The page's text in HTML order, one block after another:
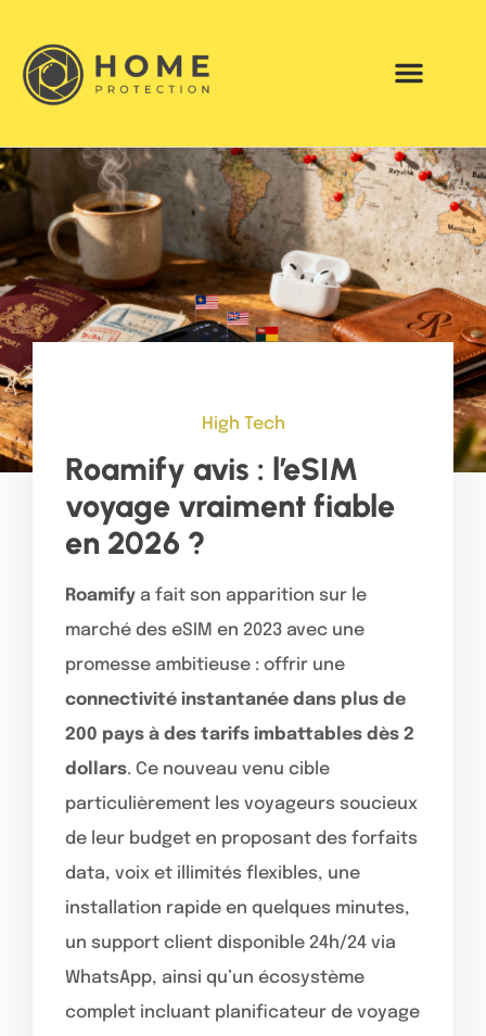
High Tech
Roamify avis : l’eSIM
voyage vraiment fiable
en 2026 ?
Roamify a fait son apparition sur le
marché des eSIM en 2023 avec une
promesse ambitieuse : offrir une
connectivité instantanée dans plus de
200 pays à des tarifs imbattables dès 2
dollars. Ce nouveau venu cible
particulièrement les voyageurs soucieux
de leur budget en proposant des forfaits
data, voix et illimités flexibles, une
installation rapide en quelques minutes,
un support client disponible 24h/24 via
WhatsApp, ainsi qu’un écosystème
complet incluant planificateur de voyage